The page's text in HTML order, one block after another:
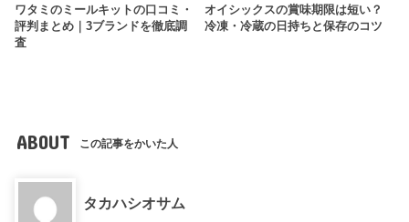
ワタミのミールキットの口コミ・
評判まとめ｜3ブランドを徹底調
査
オイシックスの賞味期限は短い？
冷凍・冷蔵の日持ちと保存のコツ
ABOUT この記事をかいた人
タカハシオサム